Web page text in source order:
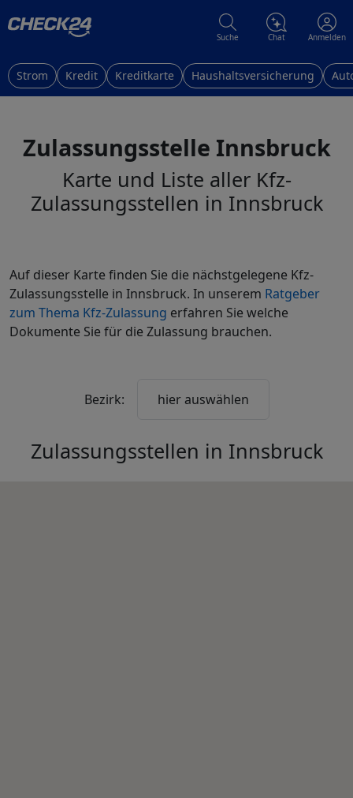
Suche Chat Anmelden
Strom Kredit Kreditkarte Haushaltsversicherung
Zulassungsstelle Innsbruck
Karte und Liste aller Kfz-
Zulassungsstellen in Innsbruck
Auf dieser Karte finden Sie die nächstgelegene Kfz-
Zulassungsstelle in Innsbruck. In unserem Ratgeber
zum Thema Kfz-Zulassung erfahren Sie welche
Dokumente Sie für die Zulassung brauchen.
Bezirk: hier auswählen
Zulassungsstellen in Innsbruck